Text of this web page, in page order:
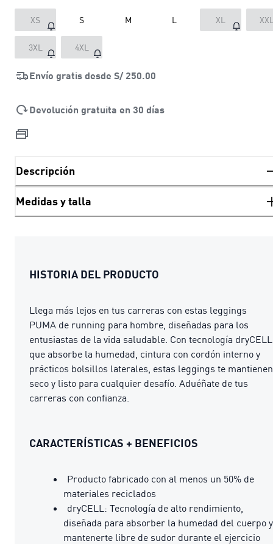
XS S M L XL
3XL 4XL
Envío gratis desde S/ 250.00
Devolución gratuita en 30 días
Descripción
Medidas y talla
HISTORIA DEL PRODUCTO
Llega más lejos en tus carreras con estas leggings
PUMA de running para hombre, diseñadas para los
entusiastas de la vida saludable. Con tecnología dryCELL
que absorbe la humedad, cintura con cordón interno y
prácticos bolsillos laterales, estas leggings te mantienen
seco y listo para cualquier desafío. Aduéñate de tus
carreras con confianza.
CARACTERÍSTICAS + BENEFICIOS
Producto fabricado con al menos un 50% de
materiales reciclados
dryCELL: Tecnología de alto rendimiento,
diseñada para absorber la humedad del cuerpo y
mantenerte libre de sudor durante el ejercicio